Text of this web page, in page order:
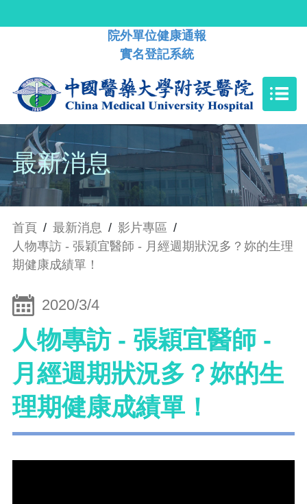
院外單位健康通報
實名登記系統
最新消息
首頁 / 最新消息 / 影片專區 /
人物專訪 - 張穎宜醫師 - 月經週期狀況多？妳的生理
期健康成績單！
2020/3/4
人物專訪 - 張穎宜醫師 -
月經週期狀況多？妳的生
理期健康成績單！